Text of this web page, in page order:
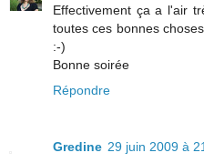
Effectivement ça a l'air
toutes ces bonnes
:-)
Bonne soirée
Répondre
Gredine 29 juin 2009 à